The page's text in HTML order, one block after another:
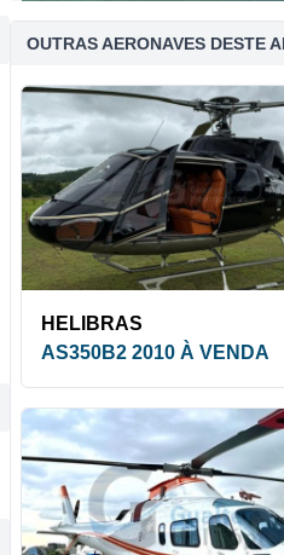
OUTRAS AERONAVES DESTE
HELIBRAS
AS350B2 2010 À VENDA